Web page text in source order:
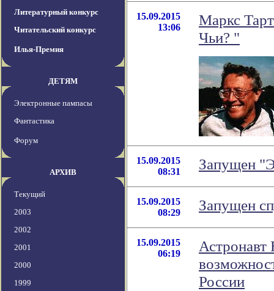
Литературный конкурс
Читательский конкурс
Илья-Премия
ДЕТЯМ
Электронные пампасы
Фантастика
Форум
АРХИВ
Текущий
2003
2002
2001
2000
1999
15.09.2015
13:06
Маркс
Чьи? "
15.09.2015
08:31
Запущен
15.09.2015
08:29
Запущен
15.09.2015
06:19
России